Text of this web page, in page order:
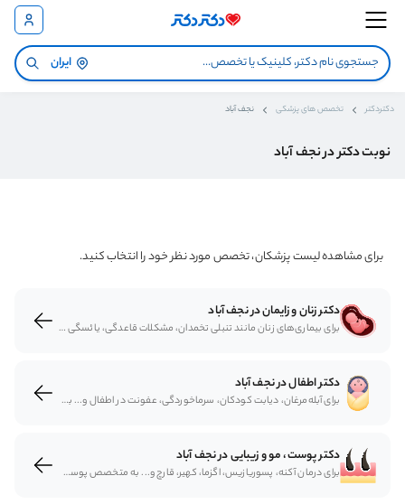
ایران
دکتردکتر تخصص های پزشکی نجف آباد
نوبت دکتر در نجف آباد
برای مشاهده لیست پزشکان، تخصص مورد نظر خود را انتخاب کنید.
دکتر زنان و زایمان در نجف آباد
برای بیماری‌های زنان مانند تنبلی تخمدان، مشکلات قاعدگی، یائسگی و... به پزشک زنان مراجعه می‌شود. متخصصان زنان و زایمان روش‌های تشخیصی و درمانی مختلف برای مشکلات زنان ارائه می‌کنند. برای دریافت نوبت متخصص زنان و زایمان می‌توانید از سایت دکتردکتر نوبت اینترنتی بگیرید.
دکتر اطفال در نجف آباد
برای آبله‌مرغان، دیابت کودکان، سرماخوردگی، عفونت در اطفال و... به متخصص کودکان مراجعه می‌شود. متخصصان اطفال با معاینه کودکان و ارزیابی وضعیتشان دست به تجویز دارو و درمان وضعیت‌های مختلف می‌زنند. دریافت نوبت متخصص اطفال و نوزادان با مراجعه به سایت دکتردکتر به‌شکل اینترنتی مقدور است.
دکتر پوست، مو و زیبایی در نجف آباد
برای درمان آکنه، پسوریازیس، اگزما، کهیر، قارچ و... به متخصص پوست و مو مراجعه می‌شود. متخصصان پوست و مو از درمان‌های دارویی و تجهیزات مختلف برای درمان مشکلات پوست و مو بهره می‌برند. برای دریافت نوبت متخصص پوست، مو و زیبایی به سیستم نوبت دکتر آنلاین سایت دکتردکتر مراجعه کنید.